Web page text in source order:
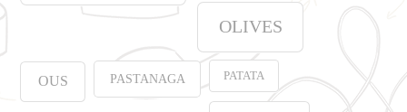
OLIVES
OUS PASTANAGA PATATA